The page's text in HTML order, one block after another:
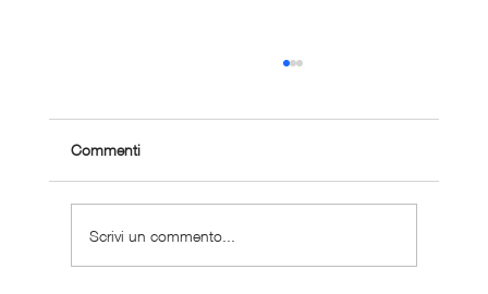
Commenti
Scrivi un commento...